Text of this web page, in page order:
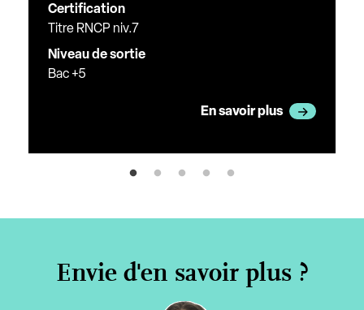
Certification
Titre RNCP niv.7
Niveau de sortie
Bac +5
En savoir plus
Envie d'en savoir plus ?